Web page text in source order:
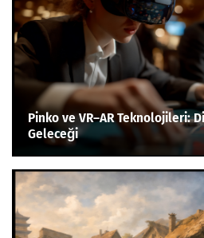
Pinko ve VR–AR Teknolojileri:
Geleceği